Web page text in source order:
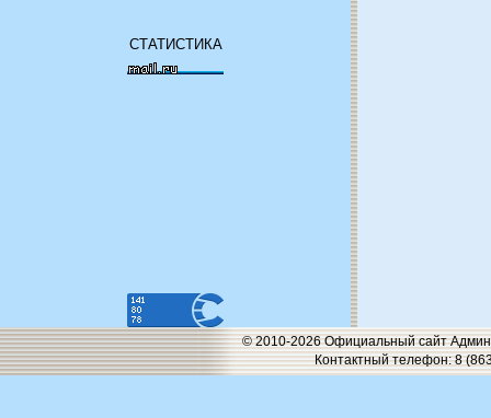
СТАТИСТИКА
© 2010-2026 Официальный сайт
Контактный телефон: 8